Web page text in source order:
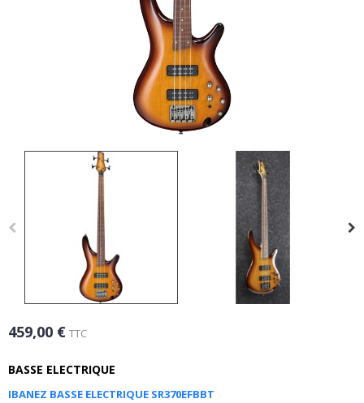
459,00 € TTC
BASSE ELECTRIQUE
IBANEZ BASSE ELECTRIQUE SR370EFBBT